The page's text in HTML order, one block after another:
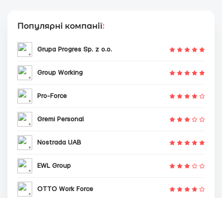
Популярні компанії:
Grupa Progres Sp. z o.o.
Group Working
Pro-Force
Gremi Personal
Nostrada UAB
EWL Group
OTTO Work Force